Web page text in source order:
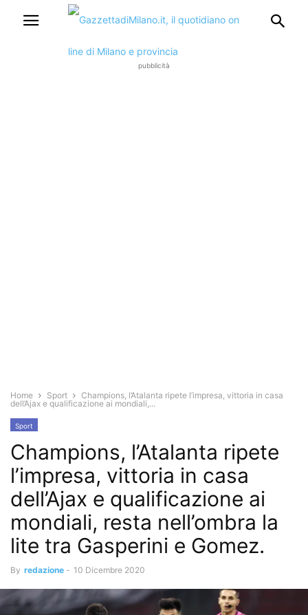
pubblicità
Home Sport
Champions, l’Atalanta ripete l’impresa, vittoria in casa
dell’Ajax e qualificazione ai mondiali,...
Sport
Champions, l’Atalanta ripete
l’impresa, vittoria in casa
dell’Ajax e qualificazione ai
mondiali, resta nell’ombra la
lite tra Gasperini e Gomez.
By redazione - 10 Dicembre 2020